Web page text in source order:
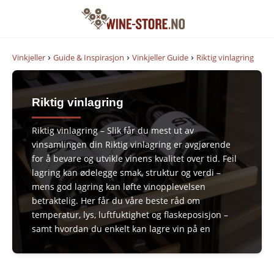
Vinkjeller › Guide & Inspirasjon › Vinkjeller Guide › Riktig vinlagring
Riktig vinlagring
Riktig vinlagring – Slik får du mest ut av
vinsamlingen din Riktig vinlagring er avgjørende
for å bevare og utvikle vinens kvalitet over tid. Feil
lagring kan ødelegge smak, struktur og verdi –
mens god lagring kan løfte vinopplevelsen
betraktelig. Her får du våre beste råd om
temperatur, lys, luftfuktighet og flaskeposisjon –
samt hvordan du enkelt kan lagre vin på en
bærekraftig og elegant måte hjemme.